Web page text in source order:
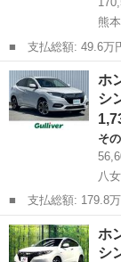
熊
■ 支払総額: 49.6万円 ■ 車両本体価格： 350,000 円 ■ メーカー
名： ホンダ ■ 車
ドライブレコー
ＩＤヘッド...
熊本 宇土市
ホ
シ
そ
八
■ 支払総額: 179.8万円 ■ 車両本体価格： 1,736,000 円 ■ メーカ
ー名： ホンダ ■
ッドＺ・ホンダセ
ラ 衝突軽...
福岡 八女市
ホ
シ